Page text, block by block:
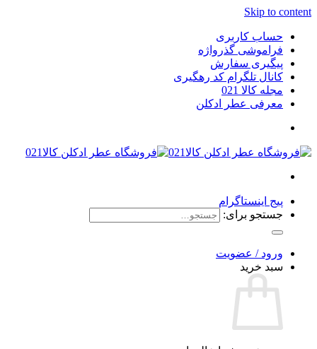
Skip to content
حساب کاربری
فراموشی گذرواژه
پیگیری سفارش
کانال تلگرام کد رهگیری
مجله کالا 021
معرفی عطر ادکلن
پیج اینستاگرام
جستجو برای:
ورود / عضویت
سبد خرید